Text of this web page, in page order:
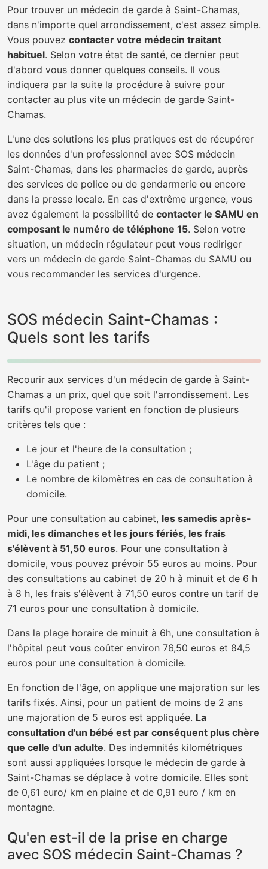
Pour trouver un médecin de garde à Saint-Chamas,
dans n'importe quel arrondissement, c'est assez simple.
Vous pouvez contacter votre médecin traitant
habituel. Selon votre état de santé, ce dernier peut
d'abord vous donner quelques conseils. Il vous
indiquera par la suite la procédure à suivre pour
contacter au plus vite un médecin de garde Saint-
Chamas.
L'une des solutions les plus pratiques est de récupérer
les données d'un professionnel avec SOS médecin
Saint-Chamas, dans les pharmacies de garde, auprès
des services de police ou de gendarmerie ou encore
dans la presse locale. En cas d'extrême urgence, vous
avez également la possibilité de contacter le SAMU en
composant le numéro de téléphone 15. Selon votre
situation, un médecin régulateur peut vous rediriger
vers un médecin de garde Saint-Chamas du SAMU ou
vous recommander les services d'urgence.
SOS médecin Saint-Chamas :
Quels sont les tarifs
Recourir aux services d'un médecin de garde à Saint-
Chamas a un prix, quel que soit l'arrondissement. Les
tarifs qu'il propose varient en fonction de plusieurs
critères tels que :
Le jour et l'heure de la consultation ;
L'âge du patient ;
Le nombre de kilomètres en cas de consultation à
domicile.
Pour une consultation au cabinet, les samedis après-
midi, les dimanches et les jours fériés, les frais
s'élèvent à 51,50 euros. Pour une consultation à
domicile, vous pouvez prévoir 55 euros au moins. Pour
des consultations au cabinet de 20 h à minuit et de 6 h
à 8 h, les frais s'élèvent à 71,50 euros contre un tarif de
71 euros pour une consultation à domicile.
Dans la plage horaire de minuit à 6h, une consultation à
l'hôpital peut vous coûter environ 76,50 euros et 84,5
euros pour une consultation à domicile.
En fonction de l'âge, on applique une majoration sur les
tarifs fixés. Ainsi, pour un patient de moins de 2 ans
une majoration de 5 euros est appliquée. La
consultation d'un bébé est par conséquent plus chère
que celle d'un adulte. Des indemnités kilométriques
sont aussi appliquées lorsque le médecin de garde à
Saint-Chamas se déplace à votre domicile. Elles sont
de 0,61 euro/ km en plaine et de 0,91 euro / km en
montagne.
Qu'en est-il de la prise en charge
avec SOS médecin Saint-Chamas ?